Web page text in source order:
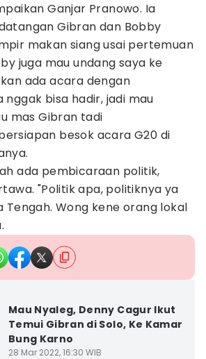
Ganjar Pranowo. Ia
Gibran dan Bobby
makan siang usai pertemuan
juga mau undang saya ke
ada acara dengan
nggak bisa hadir, jadi mau
mas Gibran tadi
besok acara G20 di
ada pembicaraan politik,
"Politik apa, politiknya ya
Tengah. Wong kene orang lokal
Mau Nyaleg, Denny Cagur Ikut
Temui Gibran di Solo, Ke Kamar
Bung Karno
28 Mar 2022, 16:30 WIB